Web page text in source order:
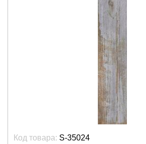
Код товара: S-35024